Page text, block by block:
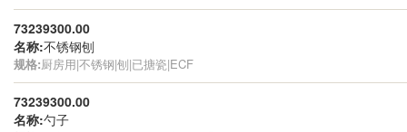
73239300.00
名称:不锈钢刨
规格:厨房用|不锈钢|刨|已搪瓷|ECF
73239300.00
名称:勺子